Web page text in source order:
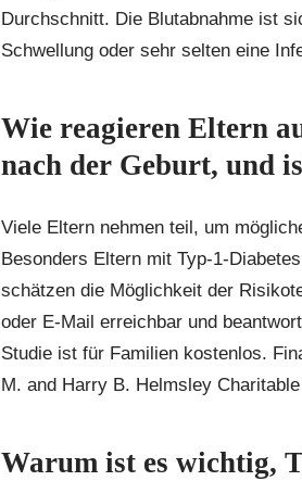
Durchschnitt. Die Blutabnahme ist
Schwellung oder sehr selten eine
Wie reagieren Eltern
nach der Geburt, und
Viele Eltern nehmen teil, um
Besonders Eltern mit Typ-1-
schätzen die Möglichkeit der
oder E-Mail erreichbar und
Studie ist für Familien kostenlos.
M. and Harry B. Helmsley
Warum ist es wichtig,